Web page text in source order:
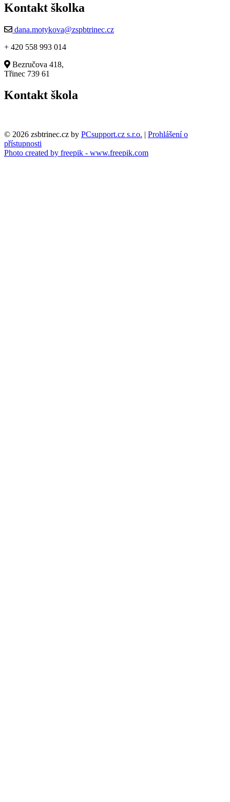
Kontakt školka
dana.motykova@zspbtrinec.cz
+ 420 558 993 014
Bezručova 418,
Třinec 739 61
Kontakt škola
© 2026 zsbtrinec.cz by PCsupport.cz s.r.o. | Prohlášení o
přístupnosti
Photo created by freepik - www.freepik.com